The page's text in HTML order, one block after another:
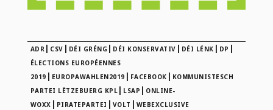
ADR | CSV | DÉI GRÉNG | DÉI KONSERVATIV | DÉI LÉNK | DP |
ÉLECTIONS EUROPÉENNES
2019 | EUROPAWAHLEN2019 | FACEBOOK | KOMMUNISTESCH
PARTEI LËTZEBUERG KPL | LSAP | ONLINE-
WOXX | PIRATEPARTEI | VOLT | WEBEXCLUSIVE